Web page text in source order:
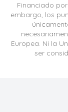
Financiado
embargo, los
Europea. Ni la
ser